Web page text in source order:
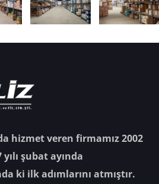
hizmet veren firmamız 2002
şubat ayında
ki ilk adımlarını atmıştır.